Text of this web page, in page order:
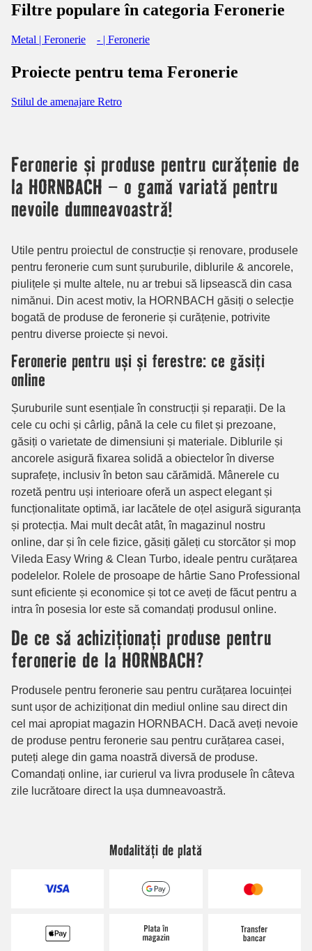
Filtre populare în categoria Feronerie
Metal | Feronerie - | Feronerie
Proiecte pentru tema Feronerie
Stilul de amenajare Retro
Modalități de plată